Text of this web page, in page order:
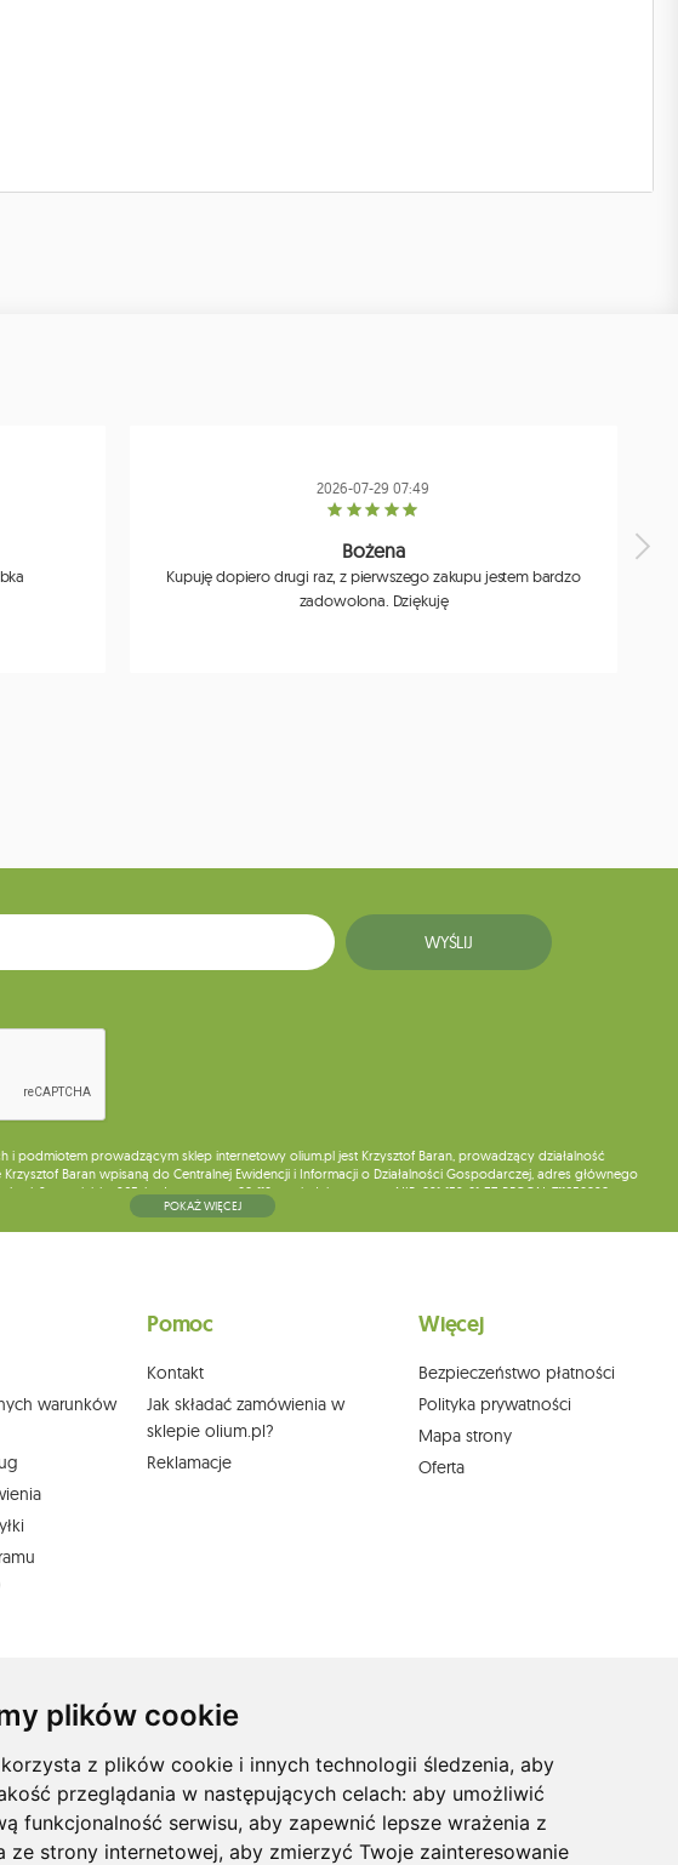
plików cookie
z plików cookie i innych technologii śledzenia, aby
przeglądania w następujących celach: aby umożliwić
funkcjonalność serwisu, aby zapewnić lepsze wrażenia z
ze strony internetowej, aby zmierzyć Twoje zainteresowanie
2026-07-29 07:49
Bożena
Kupuję dopiero drugi raz, z pierwszego zakupu jestem bardzo
zadowolona. Dziękuję
WYŚLIJ
podmiotem prowadzącym sklep internetowy olium.pl jest Krzysztof Baran, prowadzący działalność
Baran wpisaną do Centralnej Ewidencji i Informacji o Działalności Gospodarczej, adres głównego
ul. Starowiejska 265, kod pocztowy: 08-110, posiadający numer NIP: 821-152-01-37, REGON: 711650928 .
i przechowywane do chwili rezygnacji z subskrypcji.
adresem e-mail lub pisemnie na adres siedziby.
POKAŻ WIĘCEJ
warunków
Pomoc
Kontakt
Jak składać zamówienia w
sklepie olium.pl?
Reklamacje
Więcej
Bezpieczeństwo płatności
Polityka prywatności
Mapa strony
Oferta